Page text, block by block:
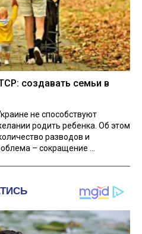
создавать семьи в
не способствуют
родить ребенка. Об этом
разводов и
– сокращение ...